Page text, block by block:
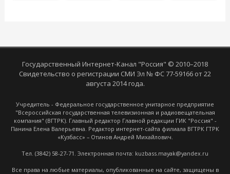
Государственный Интернет-Канал "Россия" © 2010–2018
Свидетельство о регистрации СМИ Эл № ФС 77-59166 от 22
августа 2014 года.
Учредитель - Федеральное государственное унитарное предприятие
"Всероссийская государственная телевизионная и радиовещательная
компания" (ВГТРК). Главный редактор Главной редакции ГИК "Россия" -
Панина Елена Валерьевна. Редактор интернет-сайта филиала ВГТРК ГТРК
«Кузбасс» – Отинов Андрей Михайлович.
Тел. (3842) 58-27-71. Электронная почта: kuzbass.mayak@yandex.ru
Все права на любые материалы, опубликованные на сайте, защищены в